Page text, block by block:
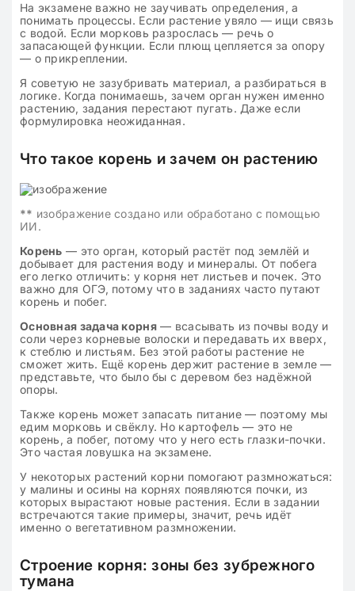
На экзамене важно не заучивать определения, а
понимать процессы. Если растение увяло — ищи связь
с водой. Если морковь разрослась — речь о
запасающей функции. Если плющ цепляется за опору
— о прикреплении.
Я советую не зазубривать материал, а разбираться в
логике. Когда понимаешь, зачем орган нужен именно
растению, задания перестают пугать. Даже если
формулировка неожиданная.
Что такое корень и зачем он растению
** изображение создано или обработано с помощью
ИИ.
Корень — это орган, который растёт под землёй и
добывает для растения воду и минералы. От побега
его легко отличить: у корня нет листьев и почек. Это
важно для ОГЭ, потому что в заданиях часто путают
корень и побег.
Основная задача корня— всасывать из почвы воду и
соли через корневые волоски и передавать их вверх,
к стеблю и листьям. Без этой работы растение не
сможет жить. Ещё корень держит растение в земле —
представьте, что было бы с деревом без надёжной
опоры.
Также корень может запасать питание — поэтому мы
едим морковь и свёклу. Но картофель — это не
корень, а побег, потому что у него есть глазки-почки.
Это частая ловушка на экзамене.
У некоторых растений корни помогают размножаться:
у малины и осины на корнях появляются почки, из
которых вырастают новые растения. Если в задании
встречаются такие примеры, значит, речь идёт
именно о вегетативном размножении.
Строение корня: зоны без зубрежного
тумана